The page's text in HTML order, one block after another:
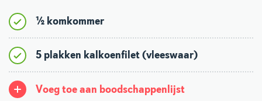
½ komkommer
5 plakken kalkoenfilet (vleeswaar)
Voeg toe aan boodschappenlijst